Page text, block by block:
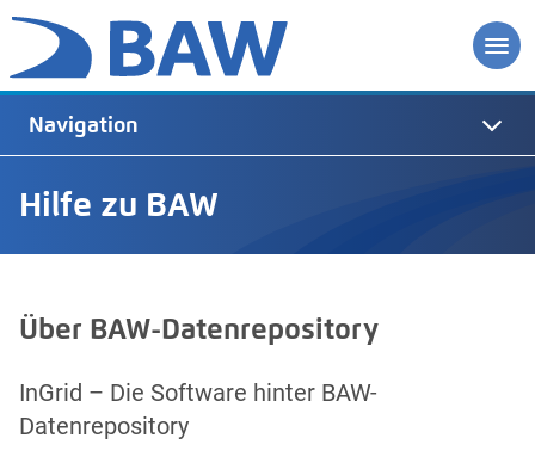
Hilfe zu BAW
Navigation
Über BAW-Datenrepository
InGrid – Die Software hinter BAW-
Datenrepository